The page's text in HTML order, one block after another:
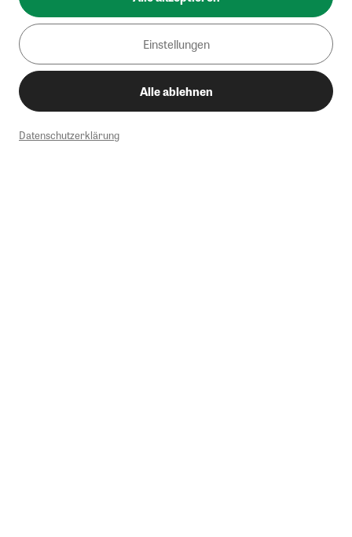
Einstellungen
Alle ablehnen
Datenschutzerklärung